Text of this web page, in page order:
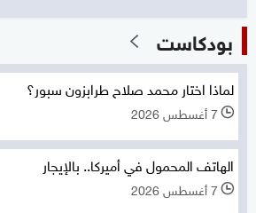
بودكاست
لماذا اختار محمد صلاح طرابزون سبور؟
l 7 أغسطس 2026
الهاتف المحمول في أميركا.. بالإيجار
l 7 أغسطس 2026